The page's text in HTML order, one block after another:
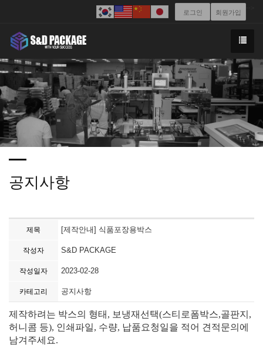
로그인 회원가입
공지사항
제목 [제작안내] 식품포장용박스
작성자 S&D PACKAGE
작성일자 2023-02-28
카테고리 공지사항
제작하려는 박스의 형태, 보냉재선택(스티로폼박스,골판지,
허니콤 등), 인쇄파일, 수량, 납품요청일을 적어 견적문의에
남겨주세요.